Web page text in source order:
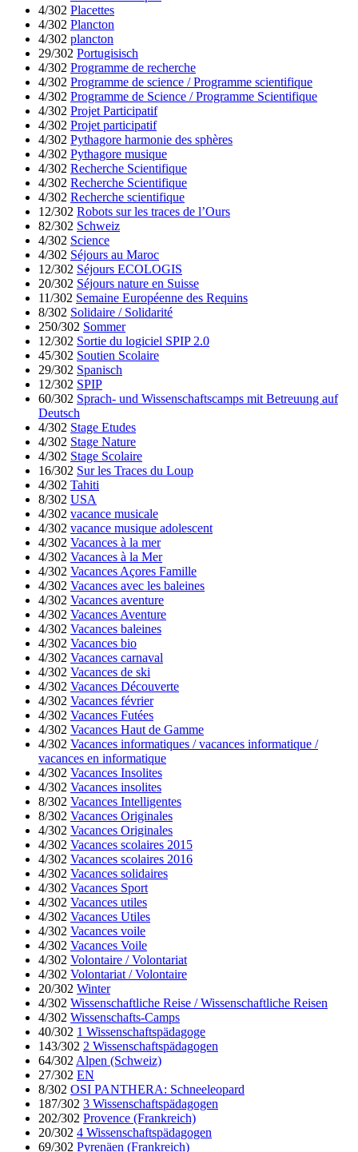
4/302 Placettes
4/302 Plancton
4/302 plancton
29/302 Portugisisch
4/302 Programme de recherche
4/302 Programme de science / Programme scientifique
4/302 Programme de Science / Programme Scientifique
4/302 Projet Participatif
4/302 Projet participatif
4/302 Pythagore harmonie des sphères
4/302 Pythagore musique
4/302 Recherche Scientifique
4/302 Recherche Scientifique
4/302 Recherche scientifique
12/302 Robots sur les traces de l’Ours
82/302 Schweiz
4/302 Science
4/302 Séjours au Maroc
12/302 Séjours ECOLOGIS
20/302 Séjours nature en Suisse
11/302 Semaine Européenne des Requins
8/302 Solidaire / Solidarité
250/302 Sommer
12/302 Sortie du logiciel SPIP 2.0
45/302 Soutien Scolaire
29/302 Spanisch
12/302 SPIP
60/302 Sprach- und Wissenschaftscamps mit Betreuung auf
Deutsch
4/302 Stage Etudes
4/302 Stage Nature
4/302 Stage Scolaire
16/302 Sur les Traces du Loup
4/302 Tahiti
8/302 USA
4/302 vacance musicale
4/302 vacance musique adolescent
4/302 Vacances à la mer
4/302 Vacances à la Mer
4/302 Vacances Açores Famille
4/302 Vacances avec les baleines
4/302 Vacances aventure
4/302 Vacances Aventure
4/302 Vacances baleines
4/302 Vacances bio
4/302 Vacances carnaval
4/302 Vacances de ski
4/302 Vacances Découverte
4/302 Vacances février
4/302 Vacances Futées
4/302 Vacances Haut de Gamme
4/302 Vacances informatiques / vacances informatique /
vacances en informatique
4/302 Vacances Insolites
4/302 Vacances insolites
8/302 Vacances Intelligentes
8/302 Vacances Originales
4/302 Vacances Originales
4/302 Vacances scolaires 2015
4/302 Vacances scolaires 2016
4/302 Vacances solidaires
4/302 Vacances Sport
4/302 Vacances utiles
4/302 Vacances Utiles
4/302 Vacances voile
4/302 Vacances Voile
4/302 Volontaire / Volontariat
4/302 Volontariat / Volontaire
20/302 Winter
4/302 Wissenschaftliche Reise / Wissenschaftliche Reisen
4/302 Wissenschafts-Camps
40/302 1 Wissenschaftspädagoge
143/302 2 Wissenschaftspädagogen
64/302 Alpen (Schweiz)
27/302 EN
8/302 OSI PANTHERA: Schneeleopard
187/302 3 Wissenschaftspädagogen
202/302 Provence (Frankreich)
20/302 4 Wissenschaftspädagogen
69/302 Pyrenäen (Frankreich)